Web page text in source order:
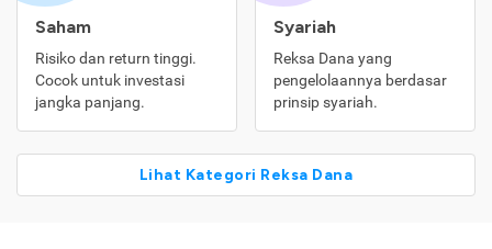
Saham
Risiko dan return tinggi.
Cocok untuk investasi
jangka panjang.
Syariah
Reksa Dana yang
pengelolaannya berdasar
prinsip syariah.
Lihat Kategori Reksa Dana